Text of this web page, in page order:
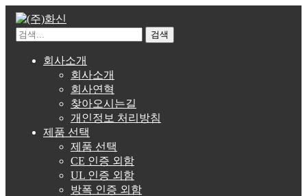
검색
회사소개
회사소개
회사연혁
찾아오시는길
개인정보 처리방침
제품 선택
제품 선택
CE 인증 외함
UL 인증 외함
방폭 인증 외함